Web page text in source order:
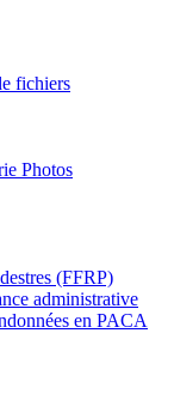
fichiers
Photos
(FFRP)
administrative
en PACA